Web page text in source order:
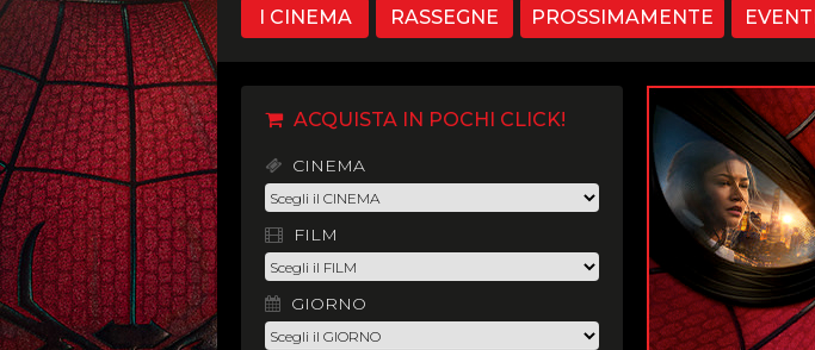
I CINEMA RASSEGNE PROSSIMAMENTE
ACQUISTA IN POCHI CLICK!
CINEMA
FILM
GIORNO